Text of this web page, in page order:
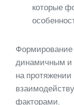
которые
Формирование
динамичным и
на протяжении
факторами.